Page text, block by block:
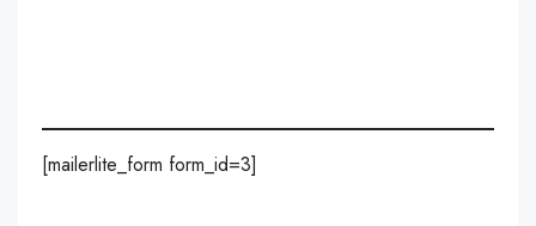
[mailerlite_form form_id=3]